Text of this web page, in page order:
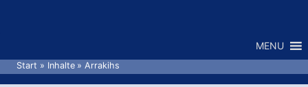
MENU
Start Inhalte Arrakihs